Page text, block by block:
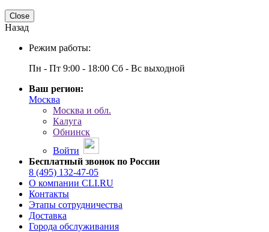
Close
Назад
Режим работы:
Пн - Пт 9:00 - 18:00 Сб - Вс выходной
Ваш регион:
Москва
Москва и обл.
Калуга
Обнинск
Войти
Бесплатный звонок по России
8 (495) 132-47-05
О компании CLI.RU
Контакты
Этапы сотрудничества
Доставка
Города обслуживания